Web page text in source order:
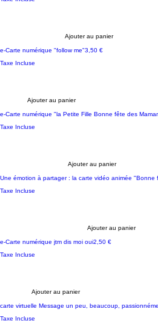
Ajouter au panier
e-Carte numérique "follow me"Prix
3,50 €
Taxe Incluse
Ajouter au panier
e-Carte numérique "la Petite Fille Bonne fête des
Taxe Incluse
Ajouter au panier
Une émotion à partager : la carte vidéo animée "Bonne
Taxe Incluse
Ajouter au panier
e-Carte numérique jtm dis moi ouiPrix
2,50 €
Taxe Incluse
Ajouter au panier
carte virtuelle Message un peu, beaucoup,
Taxe Incluse